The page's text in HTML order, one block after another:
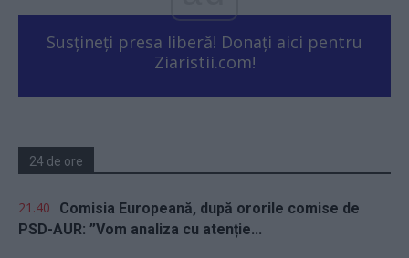
Susțineți presa liberă! Donați aici pentru
Ziaristii.com!
24 de ore
21.40
Comisia Europeană, după ororile comise de
PSD-AUR: ”Vom analiza cu atenție...